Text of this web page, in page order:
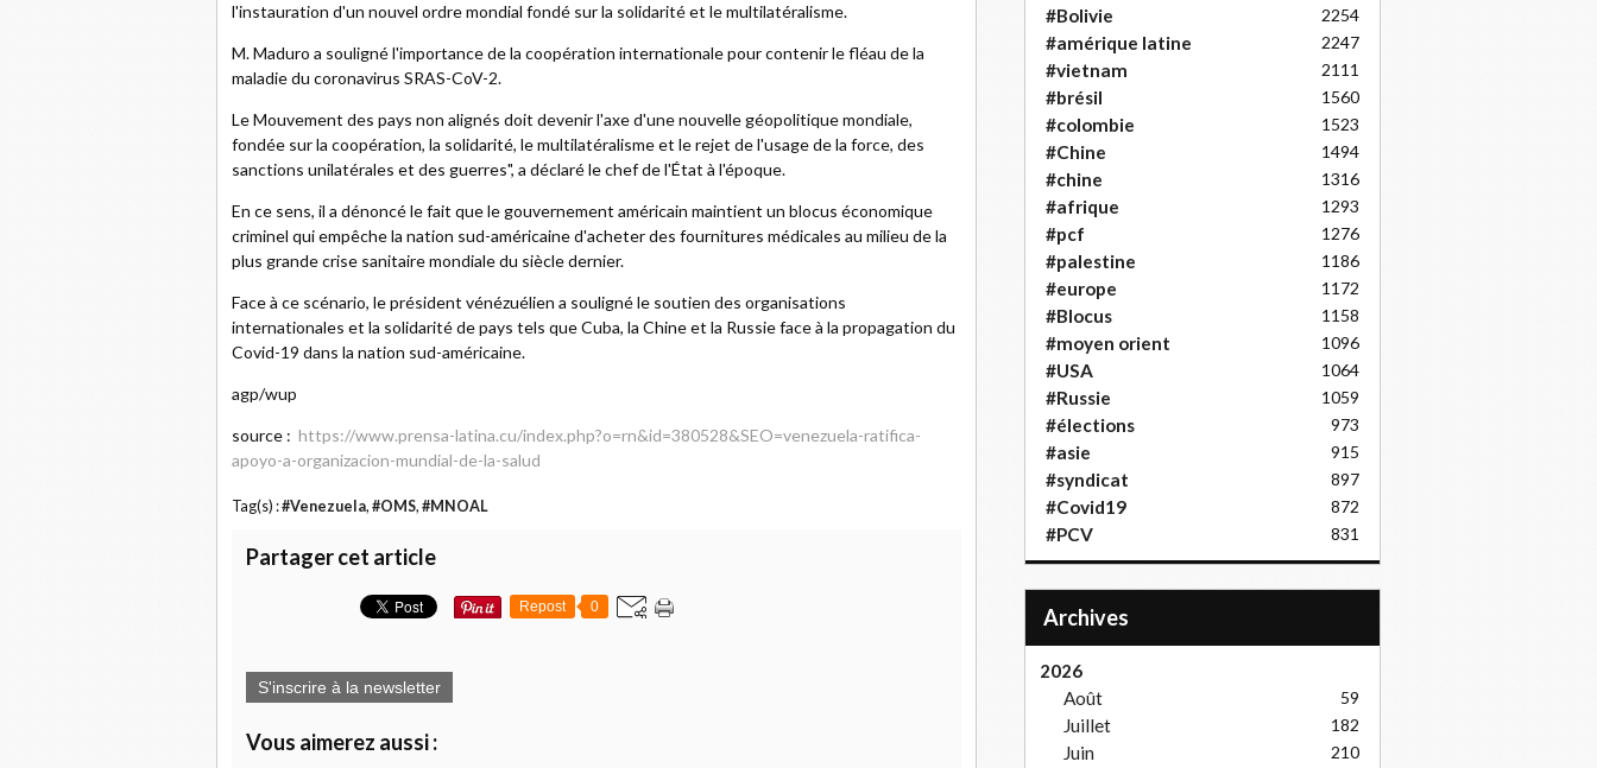
l'instauration d'un nouvel ordre mondial fondé sur la solidarité et le multilatéralisme.
M. Maduro a souligné l'importance de la coopération internationale pour contenir le fléau de la
maladie du coronavirus SRAS-CoV-2.
Le Mouvement des pays non alignés doit devenir l'axe d'une nouvelle géopolitique mondiale,
fondée sur la coopération, la solidarité, le multilatéralisme et le rejet de l'usage de la force, des
sanctions unilatérales et des guerres", a déclaré le chef de l'État à l'époque.
En ce sens, il a dénoncé le fait que le gouvernement américain maintient un blocus économique
criminel qui empêche la nation sud-américaine d'acheter des fournitures médicales au milieu de la
plus grande crise sanitaire mondiale du siècle dernier.
Face à ce scénario, le président vénézuélien a souligné le soutien des organisations
internationales et la solidarité de pays tels que Cuba, la Chine et la Russie face à la propagation du
Covid-19 dans la nation sud-américaine.
agp/wup
source : https://www.prensa-latina.cu/index.php?o=rn&id=380528&SEO=venezuela-ratifica-
apoyo-a-organizacion-mundial-de-la-salud
Tag(s) :#Venezuela, #OMS, #MNOAL
Partager cet article
Repost 0
S'inscrire à la newsletter
Vous aimerez aussi :
#Bolivie 2254
#amérique latine 2247
#vietnam 2111
#brésil 1560
#colombie 1523
#Chine 1494
#chine 1316
#afrique 1293
#pcf 1276
#palestine 1186
#europe 1172
#Blocus 1158
#moyen orient 1096
#USA 1064
#Russie 1059
#élections 973
#asie 915
#syndicat 897
#Covid19 872
#PCV 831
Archives
2026
Août
59
Juillet 182
Juin 210